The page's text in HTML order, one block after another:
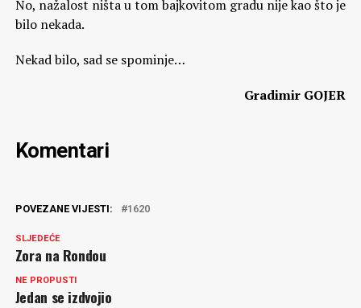
No, nažalost ništa u tom bajkovitom gradu nije kao što je
bilo nekada.
Nekad bilo, sad se spominje…
Gradimir GOJER
Komentari
POVEZANE VIJESTI: 1620
SLJEDEĆE
Zora na Rondou
NE PROPUSTI
Jedan se izdvojio